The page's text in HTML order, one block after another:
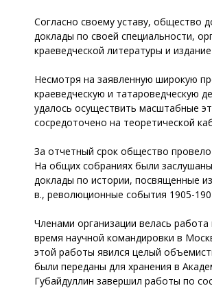
Согласно своему уставу, общество
доклады по своей специальности,
краеведческой литературы и
Несмотря на заявленную широкую
краеведческую и татароведческую
удалось осуществить масштабные
сосредоточено на теоретической
За отчетный срок общество
На общих собраниях были
доклады по истории, посвященные
в., революционные события 1905-
Членами организации велась
время научной командировки в
этой работы явился целый
были переданы для хранения в
Губайдуллин завершил работы по